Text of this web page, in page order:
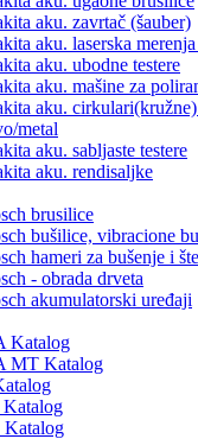
aku. zavrtač (šauber)
aku. laserska
aku. ubodne testere
aku. mašine za
aku. cirkulari(kružne)
metal
aku. sabljaste testere
aku. rendisaljke
brusilice
bušilice, vibracione
hameri za bušenje i
- obrada drveta
akumulatorski uređaji
Katalog
MT Katalog